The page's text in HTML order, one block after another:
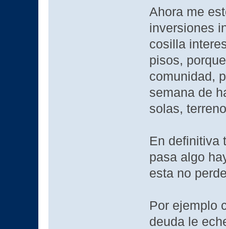
Ahora me
inversiones
cosilla
pisos,
comunidad,
semana de
solas,
En definitiva
pasa algo
esta no
Por ejemplo
deuda le